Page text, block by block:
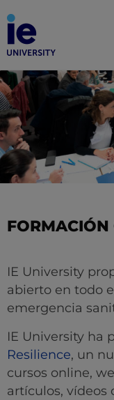
FORMACIÓN
IE University
abierto en todo
emergencia
IE University ha
Resilience, un
cursos online,
artículos, vídeos